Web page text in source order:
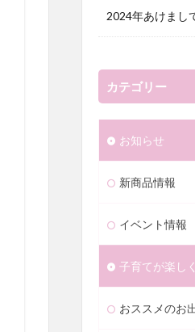
2024年あけまし
カテゴリー
お知らせ
新商品情報
イベント情報
子育てが楽し
おススメのお